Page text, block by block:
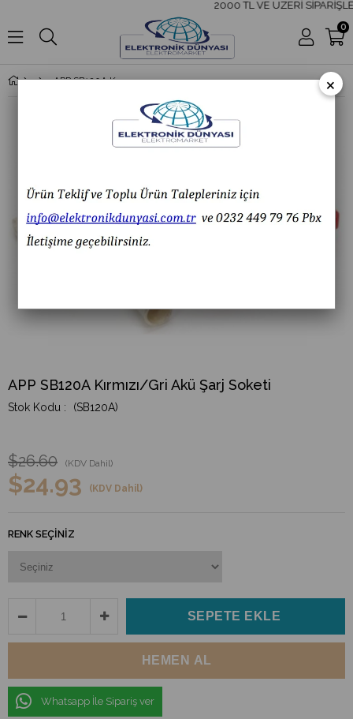
2000 TL VE ÜZERİ
0
APP SB120A Kırmızı/Gri Akü Şarj Soketi
APP SB120A Kırmızı/Gri Akü Şarj Soketi
(SB120A)
$26.60 (KDV Dahil)
$24.93 (KDV Dahil)
RENK SEÇINIZ
Whatsapp İle Sipariş ver
×